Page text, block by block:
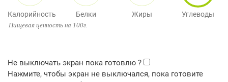
Калорийность Белки Жиры Углеводы
Пищевая ценность на 100г.